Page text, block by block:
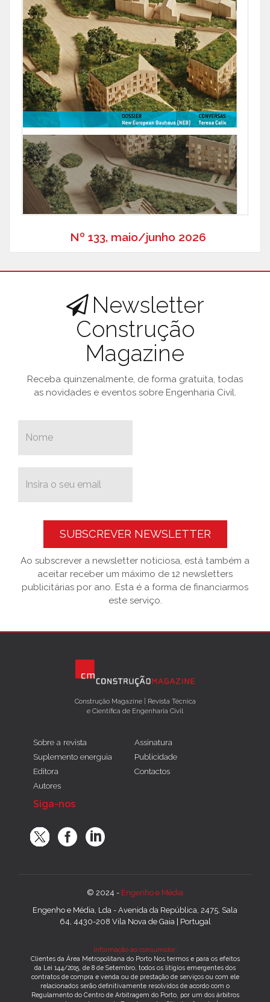
Nº 133, maio/junho 2026
Newsletter
Construção
Magazine
Receba quinzenalmente, de forma gratuita, todas
as novidades e eventos sobre Engenharia Civil.
SUBSCREVER NEWSLETTER
Ao subscrever a newsletter noticiosa, está também a
aceitar receber um máximo de 12 newsletters
publicitárias por ano. Esta é a forma de financiarmos
este serviço.
Construção Magazine | Revista Técnica
e Científica de Engenharia Civil
Sobre a revista
Suplemento energuia
Editora
Autores
Assinatura
Publicidade
Contactos
Siga-nos
© 2024 - Engenho e Média
Engenho e Média, Lda - Avenida da República, 2475, Sala
64, 4430-208 Vila Nova de Gaia | Portugal
Informação ao consumidor:
Clientes da Área Metropolitana do Porto Nos termos e para os efeitos
da Lei 144/2015, de 8 de Setembro, todos os litígios emergentes dos
contratos de compra e venda ou de prestação de serviços ou com ele
relacionados serão definitivamente resolvidos de acordo com o
Regulamento do Centro de Arbitragem do Porto, por um dos árbitros